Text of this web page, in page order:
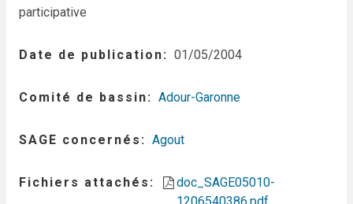
participative
Date de publication 01/05/2004
Comité de bassin Adour-Garonne
SAGE concernés Agout
Fichiers attachés
doc_SAGE05010-